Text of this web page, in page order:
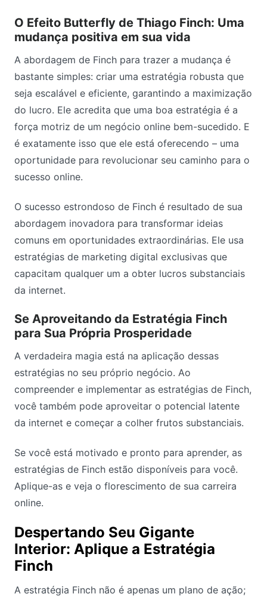
O Efeito Butterfly de Thiago Finch: Uma
mudança positiva em sua vida
A abordagem de Finch para trazer a mudança é
bastante simples: criar uma estratégia robusta que
seja escalável e eficiente, garantindo a maximização
do lucro. Ele acredita que uma boa estratégia é a
força motriz de um negócio online bem-sucedido. E
é exatamente isso que ele está oferecendo – uma
oportunidade para revolucionar seu caminho para o
sucesso online.
O sucesso estrondoso de Finch é resultado de sua
abordagem inovadora para transformar ideias
comuns em oportunidades extraordinárias. Ele usa
estratégias de marketing digital exclusivas que
capacitam qualquer um a obter lucros substanciais
da internet.
Se Aproveitando da Estratégia Finch
para Sua Própria Prosperidade
A verdadeira magia está na aplicação dessas
estratégias no seu próprio negócio. Ao
compreender e implementar as estratégias de Finch,
você também pode aproveitar o potencial latente
da internet e começar a colher frutos substanciais.
Se você está motivado e pronto para aprender, as
estratégias de Finch estão disponíveis para você.
Aplique-as e veja o florescimento de sua carreira
online.
Despertando Seu Gigante
Interior: Aplique a Estratégia
Finch
A estratégia Finch não é apenas um plano de ação;